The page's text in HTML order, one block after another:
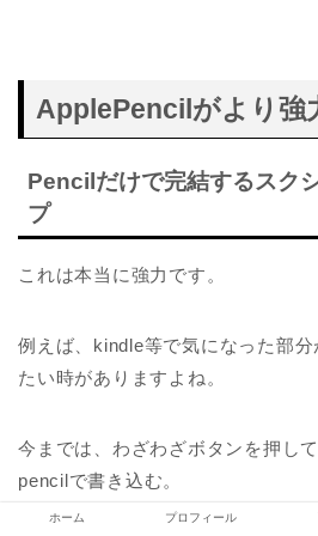
ApplePencilがより強
Pencilだけで完結するスク
プ
これは本当に強力です。
例えば、kindle等で気になった部分
たい時がありますよね。
今までは、わざわざボタンを押し
pencilで書き込む。
ホーム プロフィール